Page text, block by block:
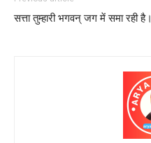
सत्ता तुम्हारी भगवन् जग में समा रही है।